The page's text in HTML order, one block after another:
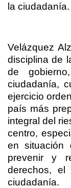
la ciudadanía.
Velázquez
disciplina de
de
ciudadanía,
ejercicio
país más
integral del
centro,
en situación
prevenir y
derechos,
ciudadanía.